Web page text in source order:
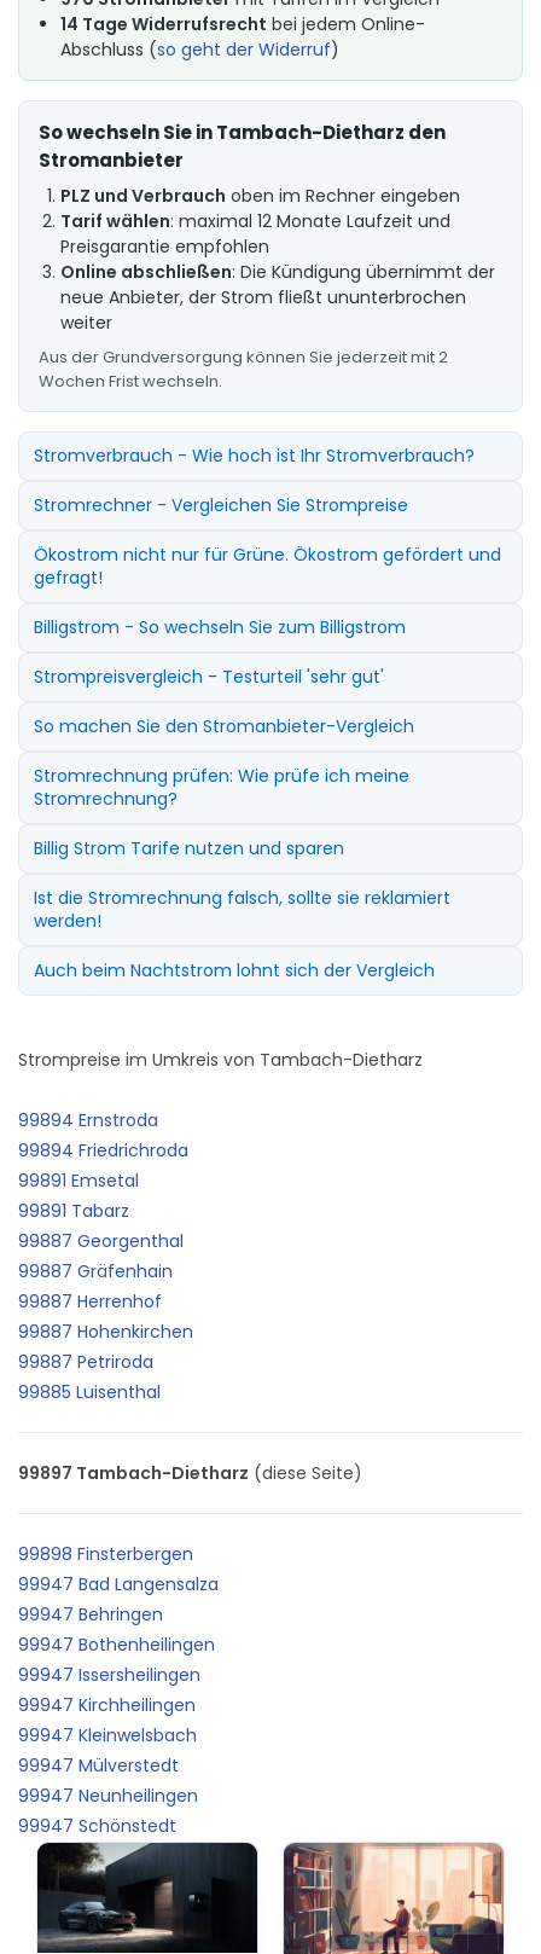
14 Tage Widerrufsrecht bei jedem Online-
Abschluss (so geht der Widerruf)
So wechseln Sie in Tambach-Dietharz den
Stromanbieter
PLZ und Verbrauch oben im Rechner eingeben
Tarif wählen: maximal 12 Monate Laufzeit und
Preisgarantie empfohlen
Online abschließen: Die Kündigung übernimmt der
neue Anbieter, der Strom fließt ununterbrochen
weiter
Aus der Grundversorgung können Sie jederzeit mit 2
Wochen Frist wechseln.
Stromverbrauch - Wie hoch ist Ihr Stromverbrauch?
Stromrechner - Vergleichen Sie Strompreise
Ökostrom nicht nur für Grüne. Ökostrom gefördert und
gefragt!
Billigstrom - So wechseln Sie zum Billigstrom
Strompreisvergleich - Testurteil 'sehr gut'
So machen Sie den Stromanbieter-Vergleich
Stromrechnung prüfen: Wie prüfe ich meine
Stromrechnung?
Billig Strom Tarife nutzen und sparen
Ist die Stromrechnung falsch, sollte sie reklamiert
werden!
Auch beim Nachtstrom lohnt sich der Vergleich
Strompreise im Umkreis von Tambach-Dietharz
99894 Ernstroda
99894 Friedrichroda
99891 Emsetal
99891 Tabarz
99887 Georgenthal
99887 Gräfenhain
99887 Herrenhof
99887 Hohenkirchen
99887 Petriroda
99885 Luisenthal
99897 Tambach-Dietharz (diese Seite)
99898 Finsterbergen
99947 Bad Langensalza
99947 Behringen
99947 Bothenheilingen
99947 Issersheilingen
99947 Kirchheilingen
99947 Kleinwelsbach
99947 Mülverstedt
99947 Neunheilingen
99947 Schönstedt